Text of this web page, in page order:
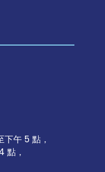
午 5 點，
點，